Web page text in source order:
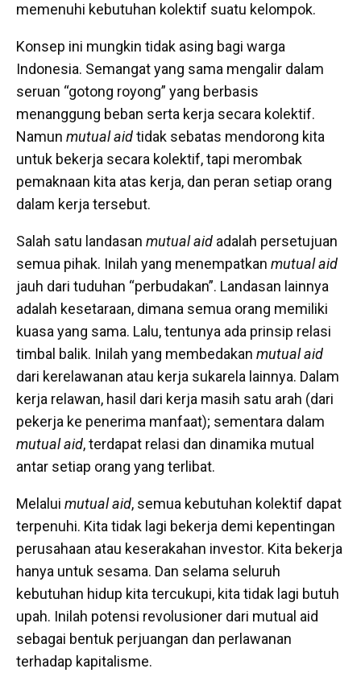
memenuhi kebutuhan kolektif suatu kelompok.
Konsep ini mungkin tidak asing bagi warga
Indonesia. Semangat yang sama mengalir dalam
seruan “gotong royong” yang berbasis
menanggung beban serta kerja secara kolektif.
Namun mutual aidtidak sebatas mendorong kita
untuk bekerja secara kolektif, tapi merombak
pemaknaan kita atas kerja, dan peran setiap orang
dalam kerja tersebut.
Salah satu landasan mutual aid adalah persetujuan
semua pihak. Inilah yang menempatkan mutual aid
jauh dari tuduhan “perbudakan”. Landasan lainnya
adalah kesetaraan, dimana semua orang memiliki
kuasa yang sama. Lalu, tentunya ada prinsip relasi
timbal balik. Inilah yang membedakan mutual aid
dari kerelawanan atau kerja sukarela lainnya. Dalam
kerja relawan, hasil dari kerja masih satu arah (dari
pekerja ke penerima manfaat); sementara dalam
mutual aid, terdapat relasi dan dinamika mutual
antar setiap orang yang terlibat.
Melalui mutual aid, semua kebutuhan kolektif dapat
terpenuhi. Kita tidak lagi bekerja demi kepentingan
perusahaan atau keserakahan investor. Kita bekerja
hanya untuk sesama. Dan selama seluruh
kebutuhan hidup kita tercukupi, kita tidak lagi butuh
upah. Inilah potensi revolusioner dari mutual aid
sebagai bentuk perjuangan dan perlawanan
terhadap kapitalisme.